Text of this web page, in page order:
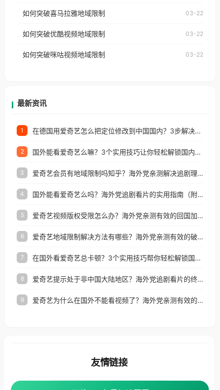
台湾、美国、加拿大、澳大利亚、欧洲等国家和地区
权限制所困扰。
国、加拿大、澳大利亚、欧洲等国家和地区时，网易
制问题，且仅能在中国大陆地区播放。 遇到这个问题
户收听网易云音乐地区版权限制」的问题，无论人在
如何突破喜马拉雅地域限制 03-22
如何突破优酷视频地域限制 03-22
如何突破咪咕视频地域限制 03-22
最新资讯
1 在德国用爱奇艺怎么把定位修改到中国国内？3步解决+2个实用场景分享
2 国外能看爱奇艺么嘛？3个实用技巧让你轻松解锁国内影视（附越南华数TV定位修改+网易云海外收费解析）
3 爱奇艺会员有地域限制吗知乎？海外党亲测解决追剧理财双难题的加速器攻略
4 国外能看爱奇艺么吗？海外党追剧看片的实用指南（附避坑技巧）
5 爱奇艺视频版权受限怎么办？海外党亲测有效的回国加速器选择指南
6 爱奇艺地域限制解决方法有哪些？海外党亲测有效的破界指南
7 在国外看爱奇艺总卡顿？3个实用技巧帮你轻松解锁国内影音与生活服务
8 爱奇艺提示处于非中国大陆地区？海外党追剧看片的终极解决方案来了
9 爱奇艺为什么在国外不能看视频了？海外党亲测有效的回国加速方案来了
友情链接